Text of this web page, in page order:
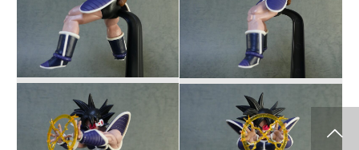
info release SClutures BIG